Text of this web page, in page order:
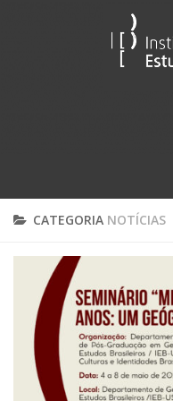
Sobre
A História do IEB
Institucional
60 Anos
Paralelos 22
Pesquisa
CATEGORIA NOTÍCIAS